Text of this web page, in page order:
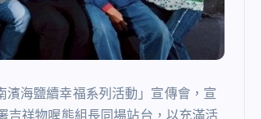
海鹽續幸福系列活動」宣傳會，宣